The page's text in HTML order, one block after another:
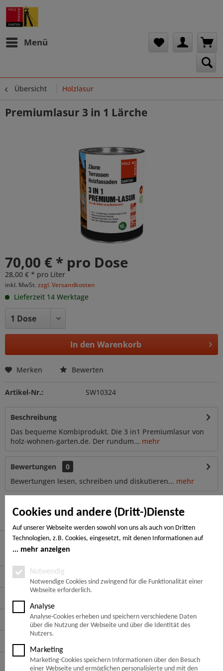
Cookies und andere (Dritt-)Dienste
Auf unserer Webseite werden sowohl von uns als auch von Dritten
Technologien, z.B. Cookies, eingesetzt, mit denen Informationen auf
Ihrem Endgerät gespeichert und/oder von Ihrem Endgerät abgerufen
Notwendige Cookies, Analyse-, Marketing- und Statistik-Cookies. Bei den
notwendigen Cookies handelt es sich um solche, die technisch notwendig
sind, um den von Ihnen gewünschten Dienst bereitzustellen, die übrigen
Cookies werden nur auf Grund einer von Ihnen erteilten Einwilligung
gesetzt. Die Einwilligung ist freiwillig. Personen, die das 16. Lebensjahr
noch nicht vollendet haben, benötigen die Zustimmung der
Sorgeberechtigten. Sie können Ihre Entscheidung jederzeit mit Wirkung
für die Zukunft widerrufen. Rufen Sie dazu lediglich den Cookie-Banner
erneut auf und ändern Sie Ihre Einstellungen entsprechend ab. Im
Rahmen Ihres Besuchs unserer Webseite können möglicherweise auch
mehr anzeigen
Notwendig
Notwendige Cookies sind zwingend für die Funktionalität einer
Webseite erforderlich.
Analyse
Analyse-Cookies erheben und speichern verschiedene Daten
über die Nutzung der Webseite und über die Identität des
Nutzers.
Marketing
Marketing-Cookies speichern Informationen über den Besuch
einer Webseite und ermöglichen personalisierte und mit den
Menü
Übersicht Holzlasur
Premiumlasur 3 in 1 Lärche
70,00 € * pro Dose
28,00 € * pro Liter
inkl. MwSt. zzgl. Versandkosten
Lieferzeit 14 Werktage
In den Warenkorb
Merken Bewerten
Artikel-Nr.: SW10324
Beschreibung
Das bequeme Kombiprodukt. Die 3 in1 Premiumlasur von
holz-wohnen-garten.de. Der rundum... mehr
Bewertungen
0
Bewertungen lesen, schreiben und diskutieren... mehr
Ähnliche Artikel
Hier finden Sie uns
Service Hotline
Service
Informationen
Folge uns auf: